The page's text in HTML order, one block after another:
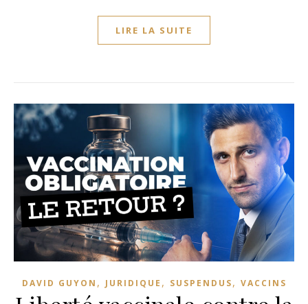
LIRE LA SUITE
DAVID GUYON , JURIDIQUE , SUSPENDUS, VACCINS